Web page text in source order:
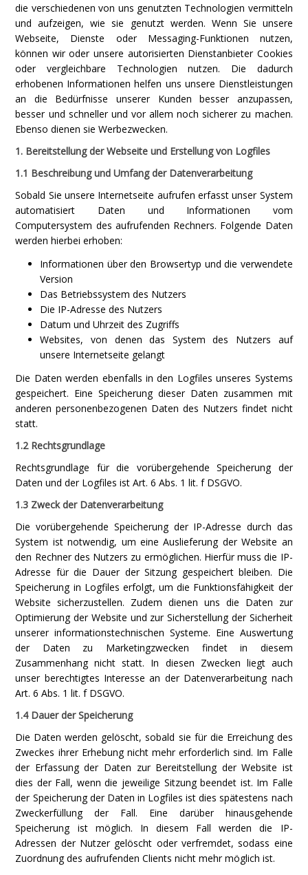
die verschiedenen von uns genutzten Technologien vermitteln
und aufzeigen, wie sie genutzt werden. Wenn Sie unsere
Webseite, Dienste oder Messaging-Funktionen nutzen,
können wir oder unsere autorisierten Dienstanbieter Cookies
oder vergleichbare Technologien nutzen. Die dadurch
erhobenen Informationen helfen uns unsere Dienstleistungen
an die Bedürfnisse unserer Kunden besser anzupassen,
besser und schneller und vor allem noch sicherer zu machen.
Ebenso dienen sie Werbezwecken.
1. Bereitstellung der Webseite und Erstellung von Logfiles
1.1 Beschreibung und Umfang der Datenverarbeitung
Sobald Sie unsere Internetseite aufrufen erfasst unser System
automatisiert Daten und Informationen vom
Computersystem des aufrufenden Rechners. Folgende Daten
werden hierbei erhoben:
Informationen über den Browsertyp und die verwendete
Version
Das Betriebssystem des Nutzers
Die IP-Adresse des Nutzers
Datum und Uhrzeit des Zugriffs
Websites, von denen das System des Nutzers auf
unsere Internetseite gelangt
Die Daten werden ebenfalls in den Logfiles unseres Systems
gespeichert. Eine Speicherung dieser Daten zusammen mit
anderen personenbezogenen Daten des Nutzers findet nicht
statt.
1.2 Rechtsgrundlage
Rechtsgrundlage für die vorübergehende Speicherung der
Daten und der Logfiles ist Art. 6 Abs. 1 lit. f DSGVO.
1.3 Zweck der Datenverarbeitung
Die vorübergehende Speicherung der IP-Adresse durch das
System ist notwendig, um eine Auslieferung der Website an
den Rechner des Nutzers zu ermöglichen. Hierfür muss die IP-
Adresse für die Dauer der Sitzung gespeichert bleiben. Die
Speicherung in Logfiles erfolgt, um die Funktionsfähigkeit der
Website sicherzustellen. Zudem dienen uns die Daten zur
Optimierung der Website und zur Sicherstellung der Sicherheit
unserer informationstechnischen Systeme. Eine Auswertung
der Daten zu Marketingzwecken findet in diesem
Zusammenhang nicht statt. In diesen Zwecken liegt auch
unser berechtigtes Interesse an der Datenverarbeitung nach
Art. 6 Abs. 1 lit. f DSGVO.
1.4 Dauer der Speicherung
Die Daten werden gelöscht, sobald sie für die Erreichung des
Zweckes ihrer Erhebung nicht mehr erforderlich sind. Im Falle
der Erfassung der Daten zur Bereitstellung der Website ist
dies der Fall, wenn die jeweilige Sitzung beendet ist. Im Falle
der Speicherung der Daten in Logfiles ist dies spätestens nach
Zweckerfüllung der Fall. Eine darüber hinausgehende
Speicherung ist möglich. In diesem Fall werden die IP-
Adressen der Nutzer gelöscht oder verfremdet, sodass eine
Zuordnung des aufrufenden Clients nicht mehr möglich ist.